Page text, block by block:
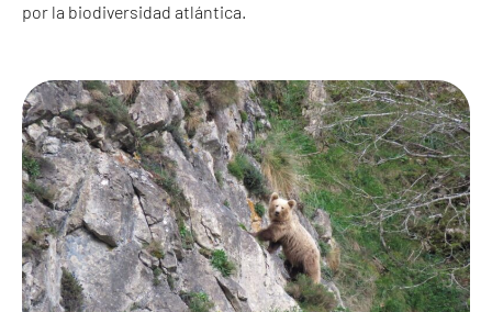
por la biodiversidad atlántica.